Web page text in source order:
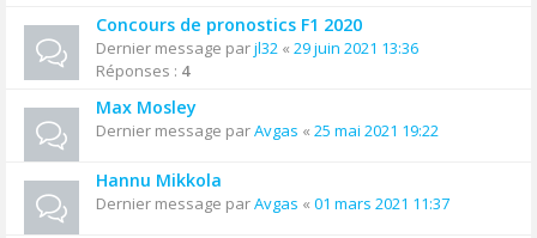
Concours de pronostics F1 2020
Dernier message parjl32 « 29 juin 2021 13:36
Réponses : 4
Max Mosley
Dernier message parAvgas « 25 mai 2021 19:22
Hannu Mikkola
Dernier message parAvgas « 01 mars 2021 11:37